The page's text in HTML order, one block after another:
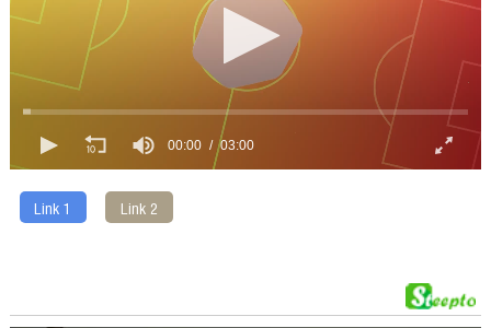
00:00 03:00
Link 1 Link 2